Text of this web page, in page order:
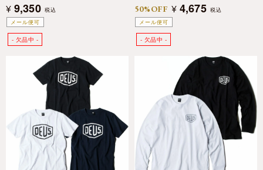
メール便可
¥ 9,350 税込
メール便可
50%OFF ¥ 4,675 税込